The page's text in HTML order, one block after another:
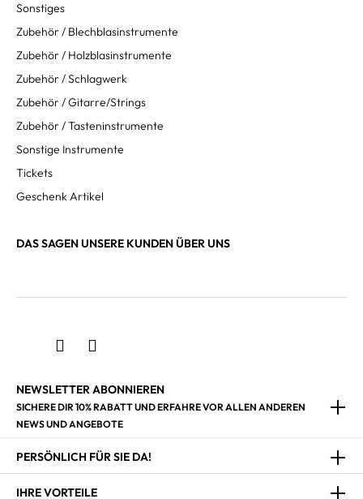
Sonstiges
Zubehör / Blechblasinstrumente
Zubehör / Holzblasinstrumente
Zubehör / Schlagwerk
Zubehör / Gitarre/Strings
Zubehör / Tasteninstrumente
Sonstige Instrumente
Tickets
Geschenk Artikel
DAS SAGEN UNSERE KUNDEN ÜBER UNS
NEWSLETTER ABONNIEREN
SICHERE DIR 10% RABATT UND ERFAHRE VOR ALLEN ANDEREN
NEWS UND ANGEBOTE
PERSÖNLICH FÜR SIE DA!
IHRE VORTEILE